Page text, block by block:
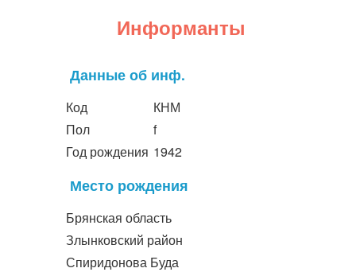
Информанты
Данные об инф.
Код
КНМ
Пол
f
Год рождения 1942
Место рождения
Брянская область
Злынковский район
Спиридонова Буда